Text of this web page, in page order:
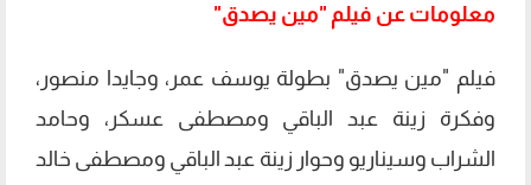
معلومات عن فيلم "مين يصدق"
فيلم "مين يصدق" بطولة يوسف عمر، وجايدا منصور،
وفكرة زينة عبد الباقي ومصطفى عسكر، وحامد
الشراب وسيناريو وحوار زينة عبد الباقي ومصطفى خالد